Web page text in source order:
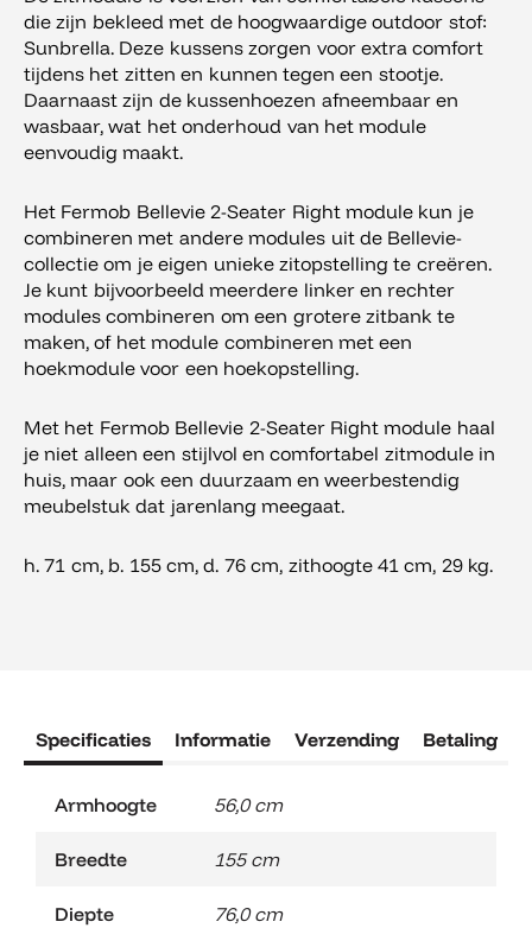
die zijn bekleed met de hoogwaardige outdoor stof:
Sunbrella. Deze kussens zorgen voor extra comfort
tijdens het zitten en kunnen tegen een stootje.
Daarnaast zijn de kussenhoezen afneembaar en
wasbaar, wat het onderhoud van het module
eenvoudig maakt.
Het Fermob Bellevie 2-Seater Right module kun je
combineren met andere modules uit de Bellevie-
collectie om je eigen unieke zitopstelling te creëren.
Je kunt bijvoorbeeld meerdere linker en rechter
modules combineren om een grotere zitbank te
maken, of het module combineren met een
hoekmodule voor een hoekopstelling.
Met het Fermob Bellevie 2-Seater Right module haal
je niet alleen een stijlvol en comfortabel zitmodule in
huis, maar ook een duurzaam en weerbestendig
meubelstuk dat jarenlang meegaat.
h. 71 cm, b. 155 cm, d. 76 cm, zithoogte 41 cm, 29 kg.
Specificaties Informatie Verzending Betaling
Armhoogte 56,0 cm
Breedte 155 cm
Diepte 76,0 cm